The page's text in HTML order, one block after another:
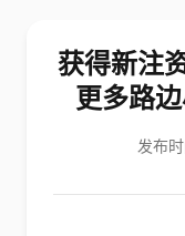
获得新注
更多路
发布